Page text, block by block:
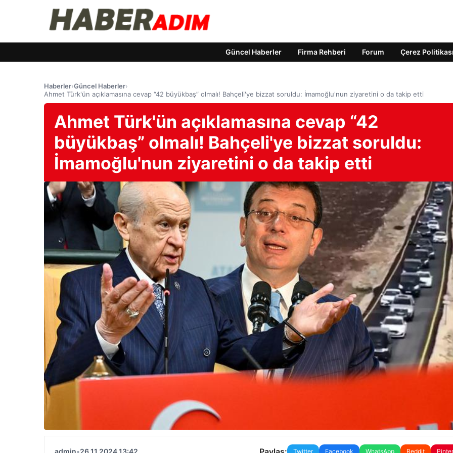
Güncel Haberler Firma Rehberi Forum Çerez Politikası
Haberler›Güncel Haberler›
Ahmet Türk'ün açıklamasına cevap “42 büyükbaş” olmalı! Bahçeli'ye bizzat soruldu: İmamoğlu'nun ziyaretini o da takip etti
Ahmet Türk'ün açıklamasına cevap “42
büyükbaş” olmalı! Bahçeli'ye bizzat soruldu:
İmamoğlu'nun ziyaretini o da takip etti
Twitter Facebook WhatsApp Reddit